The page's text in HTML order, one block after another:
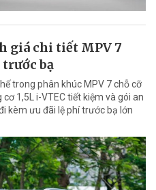
giá chi tiết MPV 7
trước bạ
trong phân khúc MPV 7 chỗ cỡ
1,5L i-VTEC tiết kiệm và gói an
kèm ưu đãi lệ phí trước bạ lớn